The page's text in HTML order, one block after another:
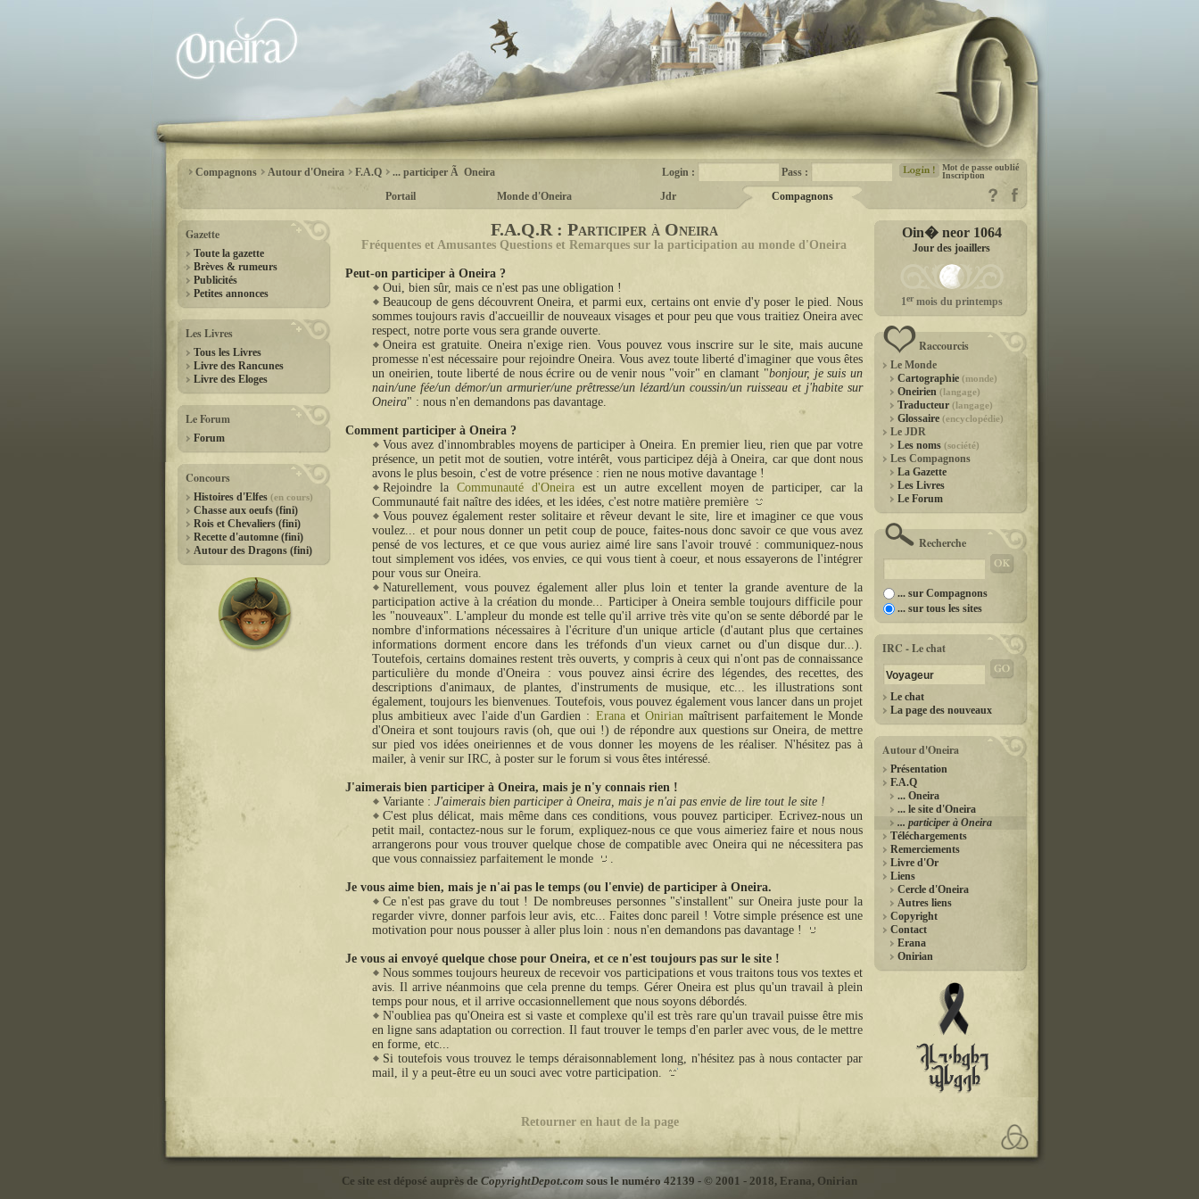
Compagnons Autour d'Oneira F.A.Q ... participer Ã Oneira Login : Pass :
Mot de passe oublié
Inscription
Portail Monde d'Oneira Jdr Compagnons
Gazette
Toute la gazette
Brèves & rumeurs
Publicités
Petites annonces
Les Livres
Tous les Livres
Livre des Rancunes
Livre des Eloges
Le Forum
Forum
Concours
Histoires d'Elfes (en cours)
Chasse aux oeufs (fini)
Rois et Chevaliers (fini)
Recette d'automne (fini)
Autour des Dragons (fini)
Oin� neor 1064
Jour des joaillers
1ermois du printemps
Raccourcis
Le Monde
Cartographie (monde)
Oneirien (langage)
Traducteur (langage)
Glossaire (encyclopédie)
Le JDR
Les noms (société)
Les Compagnons
La Gazette
Les Livres
Le Forum
Recherche
... sur Compagnons
... sur tous les sites
IRC - Le chat
Le chat
La page des nouveaux
Autour d'Oneira
Présentation
F.A.Q
... Oneira
... le site d'Oneira
... participer à Oneira
Téléchargements
Remerciements
Livre d'Or
Liens
Cercle d'Oneira
Autres liens
Copyright
Contact
Erana
Onirian
F.A.Q.R : Participer à Oneira
Fréquentes et Amusantes Questions et Remarques sur la participation au monde d'Oneira
Peut-on participer à Oneira ?
Oui, bien sûr, mais ce n'est pas une obligation !
Beaucoup de gens découvrent Oneira, et parmi eux, certains ont envie d'y poser le pied. Nous
sommes toujours ravis d'accueillir de nouveaux visages et pour peu que vous traitiez Oneira avec
respect, notre porte vous sera grande ouverte.
Oneira est gratuite. Oneira n'exige rien. Vous pouvez vous inscrire sur le site, mais aucune
promesse n'est nécessaire pour rejoindre Oneira. Vous avez toute liberté d'imaginer que vous êtes
un oneirien, toute liberté de nous écrire ou de venir nous "voir" en clamant "bonjour, je suis un
nain/une fée/un démor/un armurier/une prêtresse/un lézard/un coussin/un ruisseau et j'habite sur
Oneira" : nous n'en demandons pas davantage.
Comment participer à Oneira ?
Vous avez d'innombrables moyens de participer à Oneira. En premier lieu, rien que par votre
présence, un petit mot de soutien, votre intérêt, vous participez déjà à Oneira, car que dont nous
avons le plus besoin, c'est de votre présence : rien ne nous motive davantage !
Rejoindre la Communauté d'Oneira est un autre excellent moyen de participer, car la
Communauté fait naître des idées, et les idées, c'est notre matière première
Vous pouvez également rester solitaire et rêveur devant le site, lire et imaginer ce que vous
voulez... et pour nous donner un petit coup de pouce, faites-nous donc savoir ce que vous avez
pensé de vos lectures, et ce que vous auriez aimé lire sans l'avoir trouvé : communiquez-nous
tout simplement vos idées, vos envies, ce qui vous tient à coeur, et nous essayerons de l'intégrer
pour vous sur Oneira.
Naturellement, vous pouvez également aller plus loin et tenter la grande aventure de la
participation active à la création du monde... Participer à Oneira semble toujours difficile pour
les "nouveaux". L'ampleur du monde est telle qu'il arrive très vite qu'on se sente débordé par le
nombre d'informations nécessaires à l'écriture d'un unique article (d'autant plus que certaines
informations dorment encore dans les tréfonds d'un vieux carnet ou d'un disque dur...).
Toutefois, certains domaines restent très ouverts, y compris à ceux qui n'ont pas de connaissance
particulière du monde d'Oneira : vous pouvez ainsi écrire des légendes, des recettes, des
descriptions d'animaux, de plantes, d'instruments de musique, etc... les illustrations sont
également, toujours les bienvenues. Toutefois, vous pouvez également vous lancer dans un projet
plus ambitieux avec l'aide d'un Gardien : EranaetOnirian maîtrisent parfaitement le Monde
d'Oneira et sont toujours ravis (oh, que oui !) de répondre aux questions sur Oneira, de mettre
sur pied vos idées oneiriennes et de vous donner les moyens de les réaliser. N'hésitez pas à
mailer, à venir sur IRC, à poster sur le forum si vous êtes intéressé.
J'aimerais bien participer à Oneira, mais je n'y connais rien !
Variante : J'aimerais bien participer à Oneira, mais je n'ai pas envie de lire tout le site !
C'est plus délicat, mais même dans ces conditions, vous pouvez participer. Ecrivez-nous un
petit mail, contactez-nous sur le forum, expliquez-nous ce que vous aimeriez faire et nous nous
arrangerons pour vous trouver quelque chose de compatible avec Oneira qui ne nécessitera pas
que vous connaissiez parfaitement le monde
.
Je vous aime bien, mais je n'ai pas le temps (ou l'envie) de participer à Oneira.
Ce n'est pas grave du tout ! De nombreuses personnes "s'installent" sur Oneira juste pour la
regarder vivre, donner parfois leur avis, etc... Faites donc pareil ! Votre simple présence est une
motivation pour nous pousser à aller plus loin : nous n'en demandons pas davantage !
Je vous ai envoyé quelque chose pour Oneira, et ce n'est toujours pas sur le site !
Nous sommes toujours heureux de recevoir vos participations et vous traitons tous vos textes et
avis. Il arrive néanmoins que cela prenne du temps. Gérer Oneira est plus qu'un travail à plein
temps pour nous, et il arrive occasionnellement que nous soyons débordés.
N'oubliea pas qu'Oneira est si vaste et complexe qu'il est très rare qu'un travail puisse être mis
en ligne sans adaptation ou correction. Il faut trouver le temps d'en parler avec vous, de le mettre
en forme, etc...
Si toutefois vous trouvez le temps déraisonnablement long, n'hésitez pas à nous contacter par
mail, il y a peut-être eu un souci avec votre participation.
Retourner en haut de la page
Ce site est déposé auprès de CopyrightDepot.com sous le numéro 42139 - © 2001 - 2018, Erana, Onirian